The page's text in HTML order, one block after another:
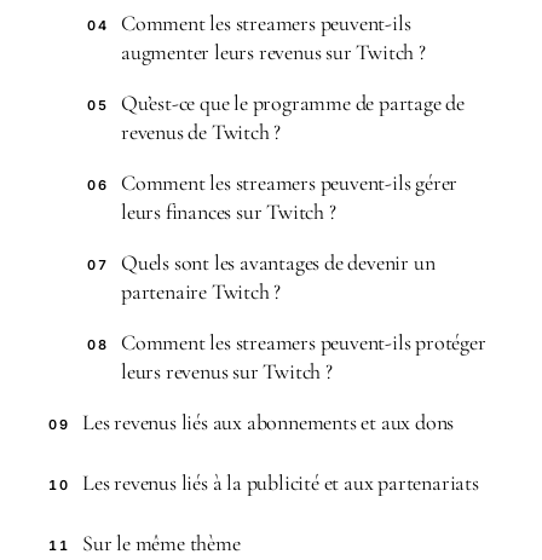
04
Comment les streamers peuvent-ils
augmenter leurs revenus sur Twitch ?
05
Qu’est-ce que le programme de partage de
revenus de Twitch ?
06
Comment les streamers peuvent-ils gérer
leurs finances sur Twitch ?
07
Quels sont les avantages de devenir un
partenaire Twitch ?
08
Comment les streamers peuvent-ils protéger
leurs revenus sur Twitch ?
09 Les revenus liés aux abonnements et aux dons
10 Les revenus liés à la publicité et aux partenariats
11 Sur le même thème